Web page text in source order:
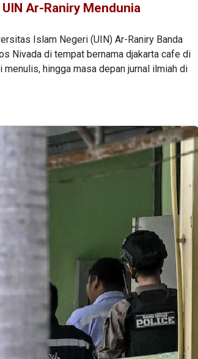
Ar-Raniry Mendunia
Islam Negeri (UIN) Ar-Raniry Banda
Nivada di tempat bernama djakarta cafe di
hingga masa depan jurnal ilmiah di